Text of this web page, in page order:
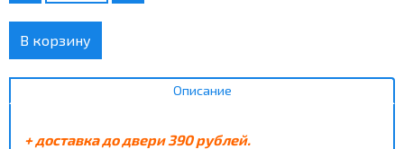
В корзину
Описание
+ доставка до двери 390 рублей.